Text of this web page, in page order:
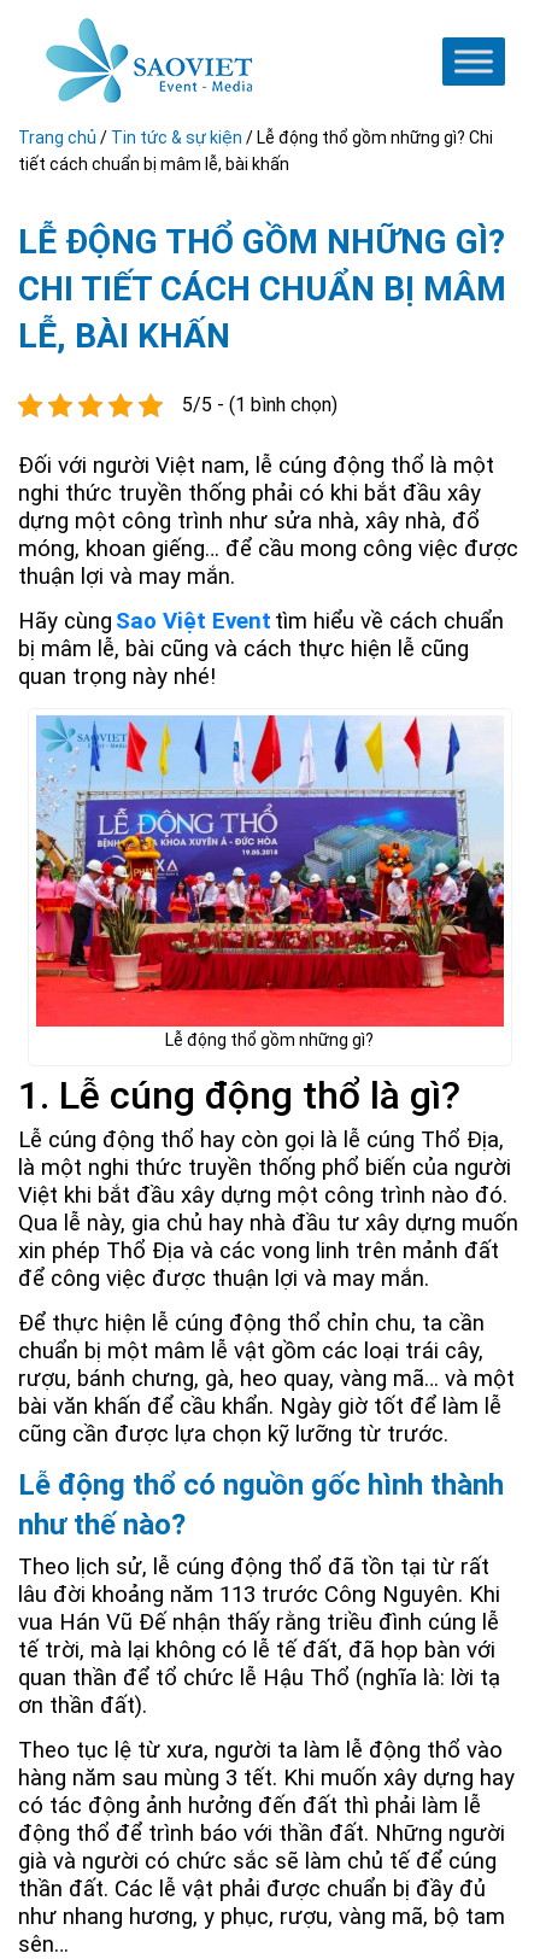
Trang chủ / Tin tức & sự kiện / Lễ động thổ gồm những gì? Chi
tiết cách chuẩn bị mâm lễ, bài khấn
LỄ ĐỘNG THỔ GỒM NHỮNG GÌ?
CHI TIẾT CÁCH CHUẨN BỊ MÂM
LỄ, BÀI KHẤN
5/5 - (1 bình chọn)
Đối với người Việt nam, lễ cúng động thổ là một
nghi thức truyền thống phải có khi bắt đầu xây
dựng một công trình như sửa nhà, xây nhà, đổ
móng, khoan giếng… để cầu mong công việc được
thuận lợi và may mắn.
Hãy cùng Sao Việt Event tìm hiểu về cách chuẩn
bị mâm lễ, bài cũng và cách thực hiện lễ cũng
quan trọng này nhé!
Lễ động thổ gồm những gì?
1. Lễ cúng động thổ là gì?
Lễ cúng động thổ hay còn gọi là lễ cúng Thổ Địa,
là một nghi thức truyền thống phổ biến của người
Việt khi bắt đầu xây dựng một công trình nào đó.
Qua lễ này, gia chủ hay nhà đầu tư xây dựng muốn
xin phép Thổ Địa và các vong linh trên mảnh đất
để công việc được thuận lợi và may mắn.
Để thực hiện lễ cúng động thổ chỉn chu, ta cần
chuẩn bị một mâm lễ vật gồm các loại trái cây,
rượu, bánh chưng, gà, heo quay, vàng mã… và một
bài văn khấn để cầu khẩn. Ngày giờ tốt để làm lễ
cũng cần được lựa chọn kỹ lưỡng từ trước.
Lễ động thổ có nguồn gốc hình thành
như thế nào?
Theo lịch sử, lễ cúng động thổ đã tồn tại từ rất
lâu đời khoảng năm 113 trước Công Nguyên. Khi
vua Hán Vũ Đế nhận thấy rằng triều đình cúng lễ
tế trời, mà lại không có lễ tế đất, đã họp bàn với
quan thần để tổ chức lễ Hậu Thổ (nghĩa là: lời tạ
ơn thần đất).
Theo tục lệ từ xưa, người ta làm lễ động thổ vào
hàng năm sau mùng 3 tết. Khi muốn xây dựng hay
có tác động ảnh hưởng đến đất thì phải làm lễ
động thổ để trình báo với thần đất. Những người
già và người có chức sắc sẽ làm chủ tế để cúng
thần đất. Các lễ vật phải được chuẩn bị đầy đủ
như nhang hương, y phục, rượu, vàng mã, bộ tam
sên…